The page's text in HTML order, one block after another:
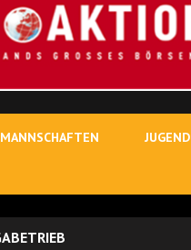
MANNSCHAFTEN JUGEND